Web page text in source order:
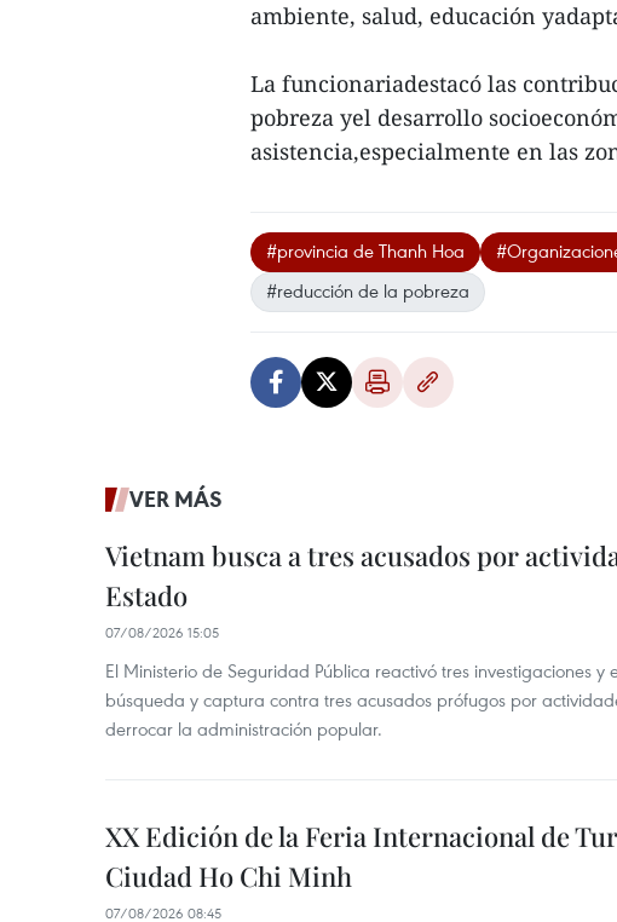
ambiente, salud, educación
La funcionariadestacó las
pobreza yel desarrollo
asistencia,especialmente en las
#provincia de Thanh Hoa
#reducción de la pobreza
VER MÁS
Vietnam busca a tres acusados por
Estado
07/08/2026 15:05
El Ministerio de Seguridad Pública reactivó tres investigaciones y
búsqueda y captura contra tres acusados prófugos por
derrocar la administración popular.
XX Edición de la Feria Internacional de
Ciudad Ho Chi Minh
07/08/2026 08:45